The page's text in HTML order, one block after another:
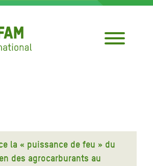
la « puissance de feu » du
des agrocarburants au